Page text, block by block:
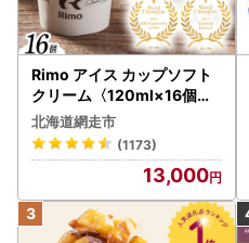
【ふるさと納税の対象となる
諫早市は令和7年9月26日付総
対象となる地方団体の指定に
法（昭和25年法律第226号）
7第2項の規定に基づき、ふる
として指定されました。
指定対象期間は、令和7年10
Rimo アイス カップソフト
クリーム〈120ml×16個〉
ABA002 | アイス
北海道網走市
(1173)
13,000